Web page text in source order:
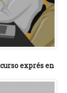
exprés en